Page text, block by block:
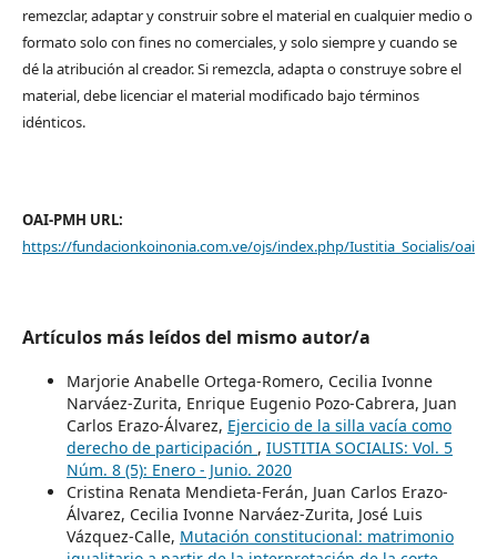
remezclar, adaptar y construir sobre el material en cualquier medio o
formato solo con fines no comerciales, y solo siempre y cuando se
dé la atribución al creador. Si remezcla, adapta o construye sobre el
material, debe licenciar el material modificado bajo términos
idénticos.
OAI-PMH URL:
https://fundacionkoinonia.com.ve/ojs/index.php/Iustitia_Socialis/oai
Artículos más leídos del mismo autor/a
Marjorie Anabelle Ortega-Romero, Cecilia Ivonne
Narváez-Zurita, Enrique Eugenio Pozo-Cabrera, Juan
Carlos Erazo-Álvarez, Ejercicio de la silla vacía como
derecho de participación , IUSTITIA SOCIALIS: Vol. 5
Núm. 8 (5): Enero - Junio. 2020
Cristina Renata Mendieta-Ferán, Juan Carlos Erazo-
Álvarez, Cecilia Ivonne Narváez-Zurita, José Luis
Vázquez-Calle, Mutación constitucional: matrimonio